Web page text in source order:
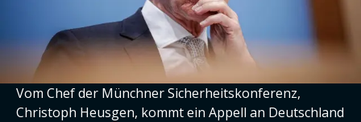
Vom Chef der Münchner Sicherheitskonferenz,
Christoph Heusgen, kommt ein Appell an Deutschland